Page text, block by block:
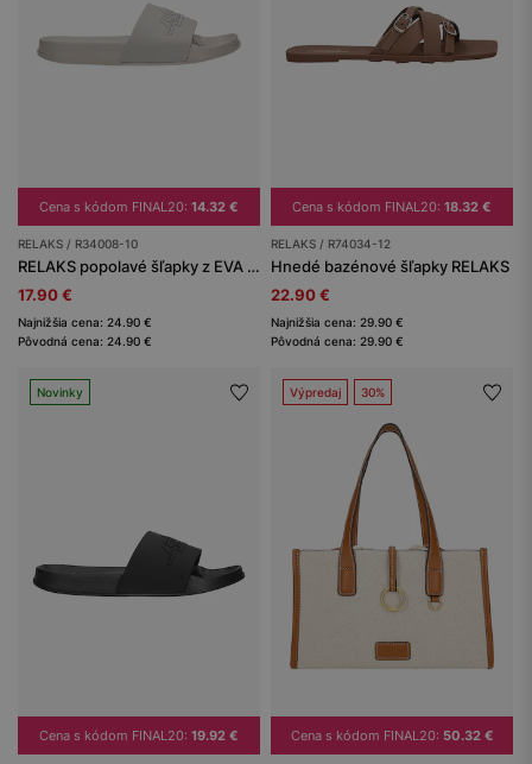
Cena s kódom FINAL20: 14.32 €
RELAKS / R34008-10
RELAKS popolavé šľapky z EVA peny
17.90 €
Najnižšia cena: 24.90 €
Pôvodná cena: 24.90 €
Cena s kódom FINAL20: 18.32 €
RELAKS / R74034-12
Hnedé bazénové šľapky RELAKS
22.90 €
Najnižšia cena: 29.90 €
Pôvodná cena: 29.90 €
Novinky
Cena s kódom FINAL20: 19.92 €
Výpredaj 30%
Cena s kódom FINAL20: 50.32 €